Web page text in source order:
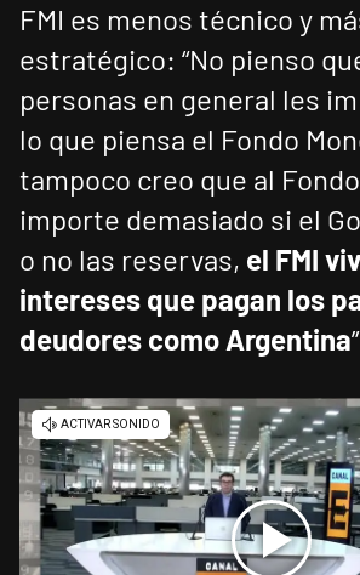
FMI es menos técnico y
estratégico: “No pienso
personas en general les
lo que piensa el Fondo
tampoco creo que al
importe demasiado si el
o no las reservas, el FMI
intereses que pagan los
deudores como Argentina